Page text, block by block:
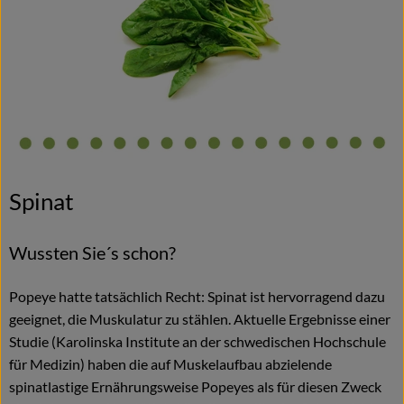
Spinat
Wussten Sie´s schon?
Popeye hatte tatsächlich Recht: Spinat ist hervorragend dazu
geeignet, die Muskulatur zu stählen. Aktuelle Ergebnisse einer
Studie (Karolinska Institute an der schwedischen Hochschule
für Medizin) haben die auf Muskelaufbau abzielende
spinatlastige Ernährungsweise Popeyes als für diesen Zweck